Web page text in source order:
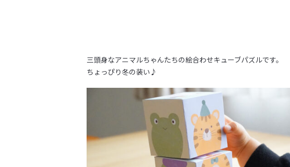
三頭身なアニマルちゃんたちの絵合わせキューブパズルです。
ちょっぴり冬の装い♪